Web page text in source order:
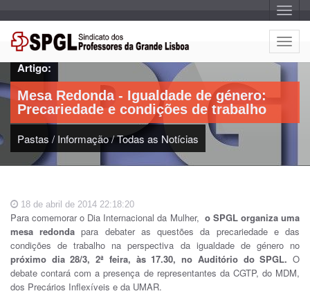
A
l
t
e
r
a
g
o
A
l
t
e
a
a
a
ç
o
Artigo:
Mesa Redonda - Igualdade de género:
Precariedade e condições de trabalho
Pastas / Informação/Todas as Notícias
18 de abril de 2014 22:18:20
Para comemorar o Dia Internacional da Mulher, o SPGL organiza uma
mesa redondapara debater as questões da precariedade e das
condições de trabalho na perspectiva da igualdade de género no
próximo dia 28/3, 2ª feira, às 17.30, no Auditório do SPGL. O
debate contará com a presença de representantes da CGTP, do MDM,
dos Precários Inflexíveis e da UMAR.